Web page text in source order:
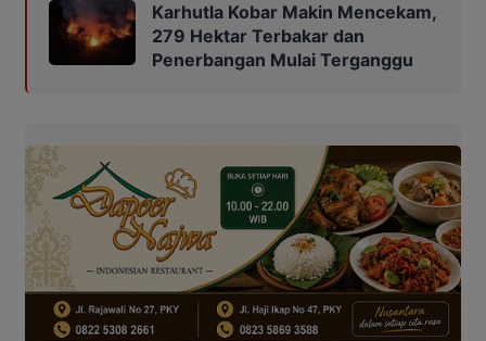
Karhutla Kobar Makin Mencekam,
279 Hektar Terbakar dan
Penerbangan Mulai Terganggu